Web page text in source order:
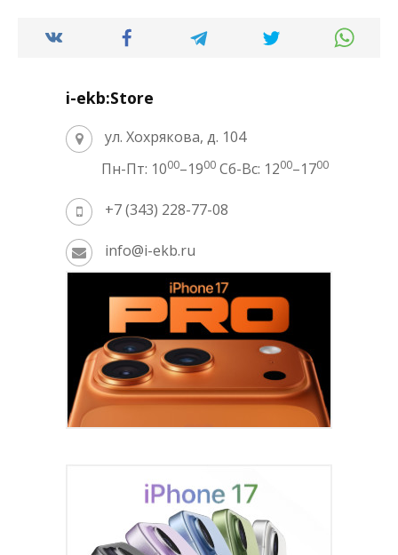
i-ekb:Store
ул. Хохрякова, д. 104
Пн-Пт: 1000–1900 Сб-Вс: 1200–1700
+7 (343) 228-77-08
info@i-ekb.ru